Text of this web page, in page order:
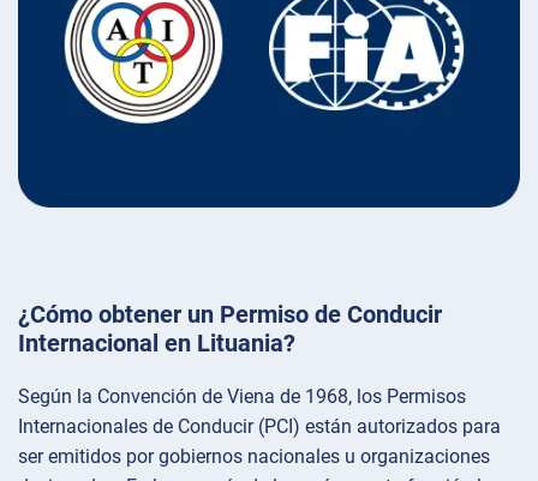
¿Cómo obtener un Permiso de Conducir
Internacional en Lituania?
Según la Convención de Viena de 1968, los Permisos
Internacionales de Conducir (PCI) están autorizados para
ser emitidos por gobiernos nacionales u organizaciones